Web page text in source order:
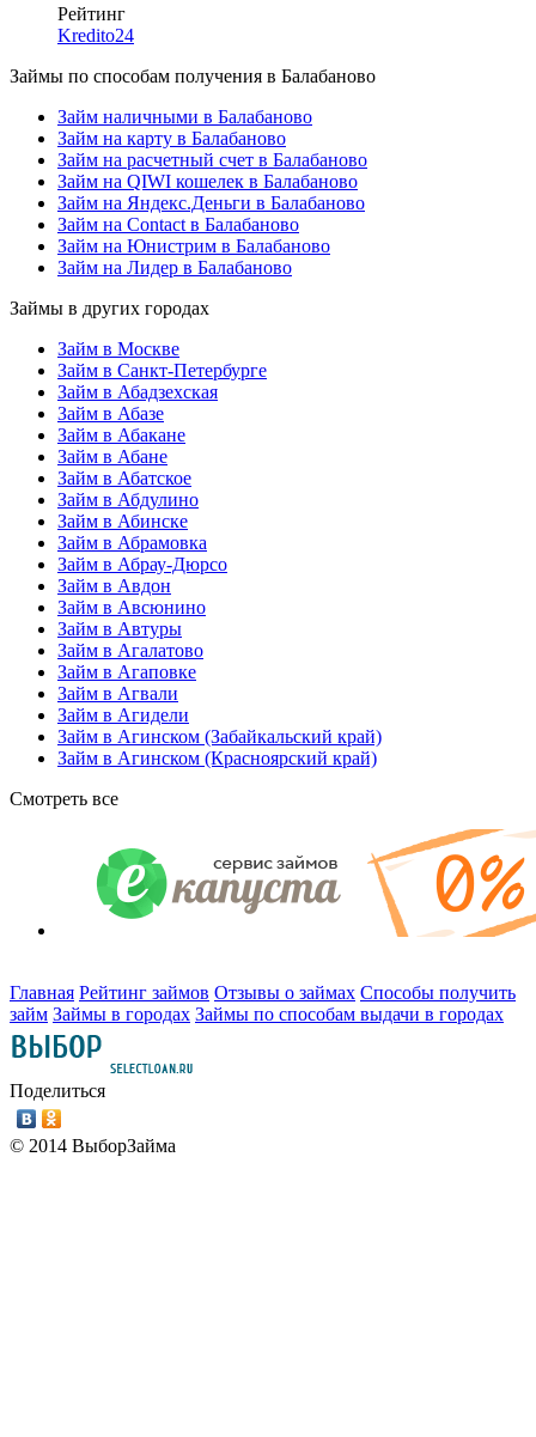
Рейтинг
Kredito24
Займы по способам получения в Балабаново
Займ наличными в Балабаново
Займ на карту в Балабаново
Займ на расчетный счет в Балабаново
Займ на QIWI кошелек в Балабаново
Займ на Яндекс.Деньги в Балабаново
Займ на Contact в Балабаново
Займ на Юнистрим в Балабаново
Займ на Лидер в Балабаново
Займы в других городах
Займ в Москве
Займ в Санкт-Петербурге
Займ в Абадзехская
Займ в Абазе
Займ в Абакане
Займ в Абане
Займ в Абатское
Займ в Абдулино
Займ в Абинске
Займ в Абрамовка
Займ в Абрау-Дюрсо
Займ в Авдон
Займ в Авсюнино
Займ в Автуры
Займ в Агалатово
Займ в Агаповке
Займ в Агвали
Займ в Агидели
Займ в Агинском (Забайкальский край)
Займ в Агинском (Красноярский край)
Смотреть все
Главная Рейтинг займов Отзывы о займах Способы получить
займ Займы в городах Займы по способам выдачи в городах
Поделиться
© 2014 ВыборЗайма